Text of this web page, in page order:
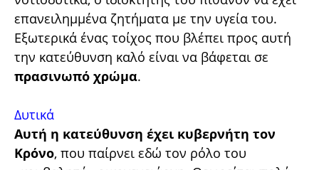
επανειλημμένα ζητήματα με την υγεία του.
Εξωτερικά ένας τοίχος που βλέπει προς αυτή
την κατεύθυνση καλό είναι να βάφεται σε
πρασινωπό χρώμα.
Δυτικά
Αυτή η κατεύθυνση έχει κυβερνήτη τον
Κρόνο, που παίρνει εδώ τον ρόλο του